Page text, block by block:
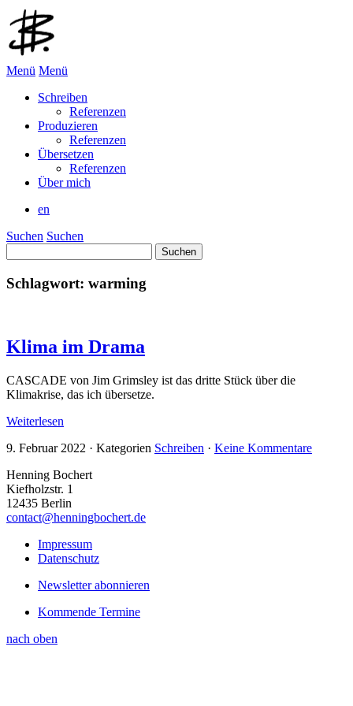
Menü Menü
Schreiben
Referenzen
Produzieren
Referenzen
Übersetzen
Referenzen
Über mich
en
Suchen Suchen
nach:
Schlagwort: warming
Klima im Drama
CASCADE von Jim Grimsley ist das dritte Stück über die
Klimakrise, das ich übersetze.
Weiterlesen
9. Februar 2022 · Kategorien Schreiben · Keine Kommentare
Henning Bochert
Kiefholzstr. 1
12435 Berlin
contact@henningbochert.de
Impressum
Datenschutz
Newsletter abonnieren
Kommende Termine
nach oben